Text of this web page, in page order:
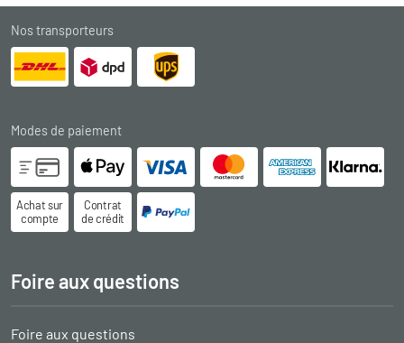
Nos transporteurs
Modes de paiement
Achat sur
compte
Contrat
de crédit
Foire aux questions
Foire aux questions